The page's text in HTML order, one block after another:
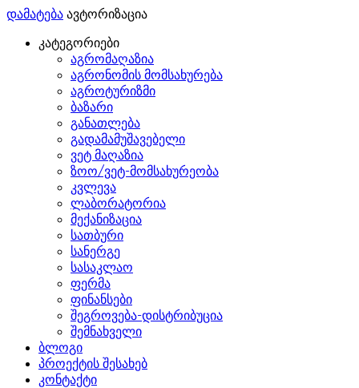
დამატება ავტორიზაცია
კატეგორიები
აგრომაღაზია
აგრონომის მომსახურება
აგროტურიზმი
ბაზარი
განათლება
გადამამუშავებელი
ვეტ მაღაზია
ზოო/ვეტ-მომსახურეობა
კვლევა
ლაბორატორია
მექანიზაცია
სათბური
სანერგე
სასაკლაო
ფერმა
ფინანსები
შეგროვება-დისტრიბუცია
შემნახველი
ბლოგი
პროექტის შესახებ
კონტაქტი